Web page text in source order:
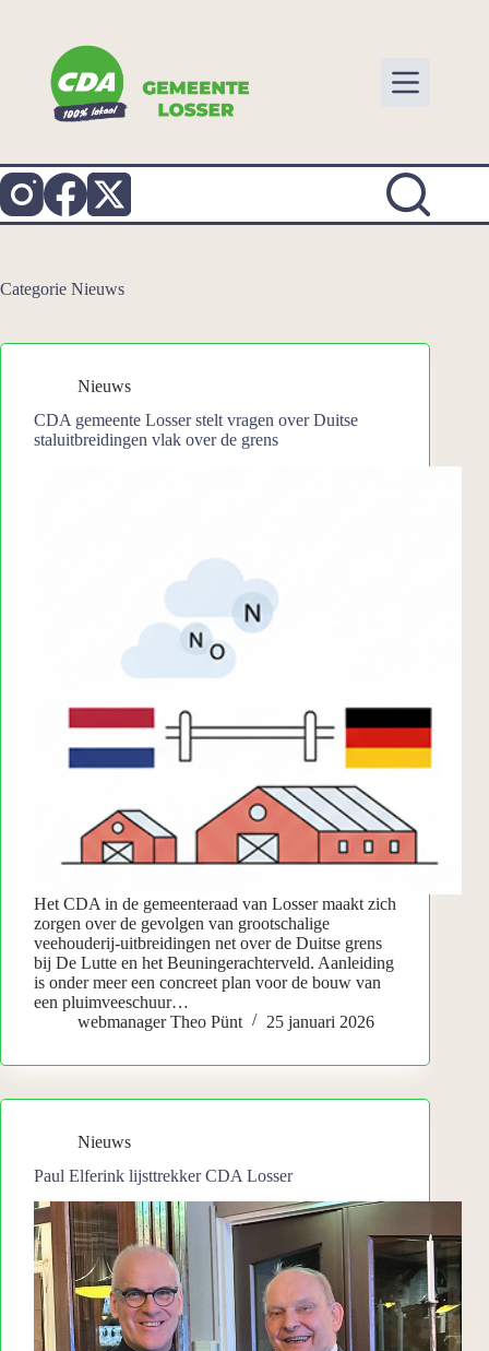
Categorie Nieuws
Nieuws
CDA gemeente Losser stelt vragen over Duitse
staluitbreidingen vlak over de grens
Het CDA in de gemeenteraad van Losser maakt zich
zorgen over de gevolgen van grootschalige
veehouderij-uitbreidingen net over de Duitse grens
bij De Lutte en het Beuningerachterveld. Aanleiding
is onder meer een concreet plan voor de bouw van
een pluimveeschuur…
webmanager Theo Pünt
25 januari 2026
Nieuws
Paul Elferink lijsttrekker CDA Losser